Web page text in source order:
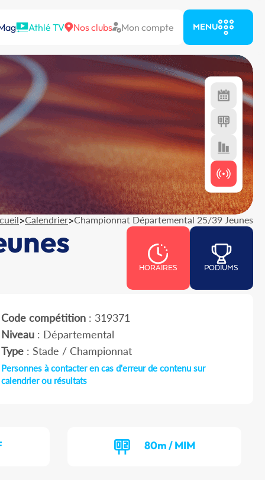
Athlé TV Nos clubs Mon compte MENU
>Calendrier>Championnat Départemental 25/39 Jeunes
HORAIRES PODIUMS
Code compétition: 319371
Niveau: Départemental
Type: Stade / Championnat
Personnes à contacter en cas d'erreur de contenu sur
calendrier ou résultats
80m / MIM